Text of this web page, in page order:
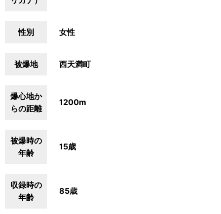
性別 女性
被爆地 西天満町
爆心地か
らの距離
1200m
被爆時の
年齢
15歳
収録時の
年齢
85歳